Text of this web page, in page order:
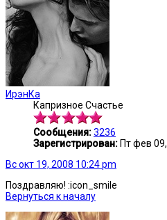
ИрэнКа
Капризное Счастье
Сообщения:3236
Зарегистрирован: Пт фев
Вс окт 19, 2008 10:24 pm
Поздравляю! :icon_smile
Вернуться к началу